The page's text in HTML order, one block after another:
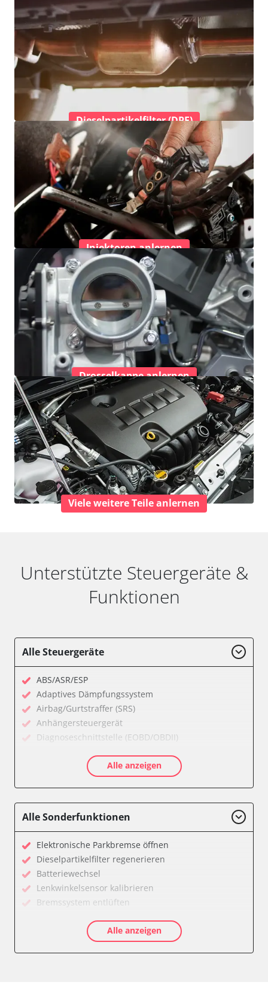
Dieselpartikelfilter (DPF)
Injektoren anlernen
Drosselkappe anlernen
Viele weitere Teile anlernen
Unterstützte Steuergeräte &
Funktionen
Alle Steuergeräte
ABS/ASR/ESP
Adaptives Dämpfungssystem
Airbag/Gurtstraffer (SRS)
Anhängersteuergerät
Diagnoseschnittstelle (EOBD/OBDII)
Elektronisches Wählhebel-Modul (EWM)
Fernlichtassistent
Getriebesteuerung
Heckklappe
Heizung/Klima
Hinteres Differential
Informationsanzeige
Klimaautomatik
Kombiinstrument
Alle anzeigen
Alle Sonderfunktionen
Elektronische Parkbremse öffnen
Dieselpartikelfilter regenerieren
Batteriewechsel
Lenkwinkelsensor kalibrieren
Bremssystem entlüften
AGR Ventil anlernen
Luftmassenmesser anlernen
Alle anzeigen